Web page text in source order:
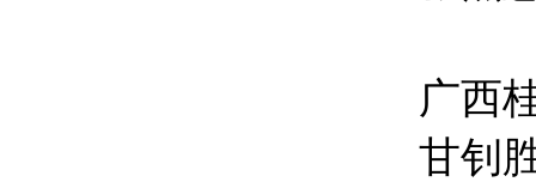
广西
甘钊